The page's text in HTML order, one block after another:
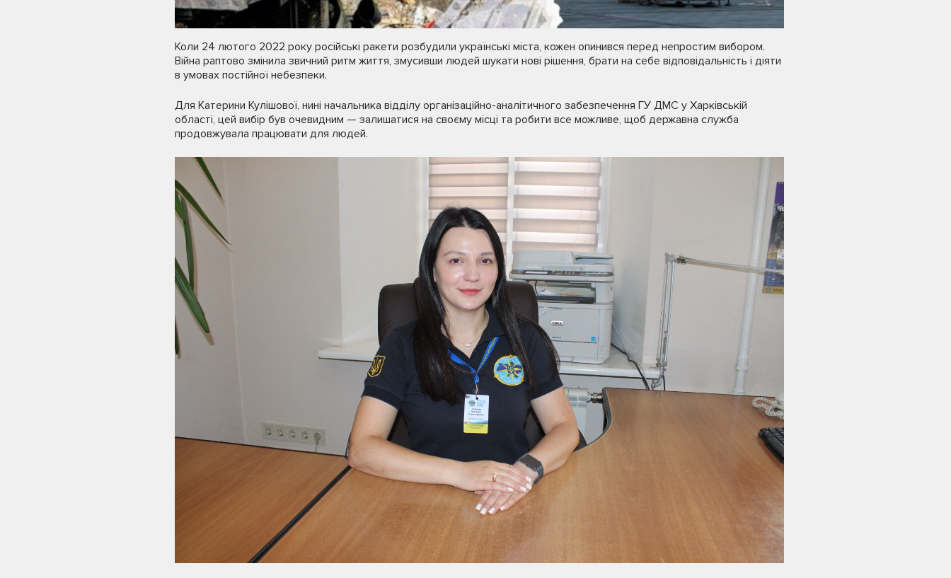
Коли 24 лютого 2022 року російські ракети розбудили українські міста, кожен опинився перед непростим вибором.
Війна раптово змінила звичний ритм життя, змусивши людей шукати нові рішення, брати на себе відповідальність і діяти
в умовах постійної небезпеки.
Для Катерини Кулішової, нині начальника відділу організаційно-аналітичного забезпечення ГУ ДМС у Харківській
області, цей вибір був очевидним — залишатися на своєму місці та робити все можливе, щоб державна служба
продовжувала працювати для людей.